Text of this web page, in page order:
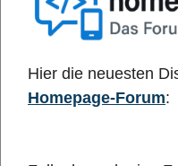
Hier die neuesten
Homepage-Forum: